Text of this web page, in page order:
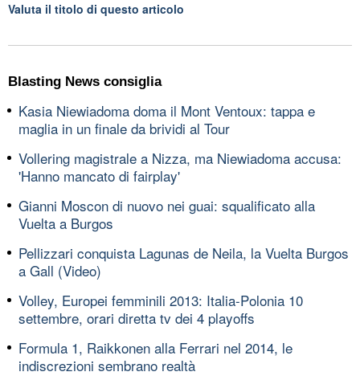
Valuta il titolo di questo articolo
Blasting News consiglia
Kasia Niewiadoma doma il Mont Ventoux: tappa e
maglia in un finale da brividi al Tour
Vollering magistrale a Nizza, ma Niewiadoma accusa:
'Hanno mancato di fairplay'
Gianni Moscon di nuovo nei guai: squalificato alla
Vuelta a Burgos
Pellizzari conquista Lagunas de Neila, la Vuelta Burgos
a Gall (Video)
Volley, Europei femminili 2013: Italia-Polonia 10
settembre, orari diretta tv dei 4 playoffs
Formula 1, Raikkonen alla Ferrari nel 2014, le
indiscrezioni sembrano realtà